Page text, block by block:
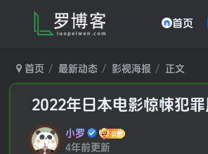
首页
首页 最新动态 影视海报 正文
2022年日本电影惊悚犯
小罗
4年前更新